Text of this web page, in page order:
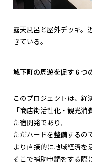
露天風呂と屋外デッキ。
きている。
城下町の周遊を促す６つ
このプロジェクトは、経
「商店街活性化・観光
た宿開発であり、
ただハードを整備するの
より直接的に地域経済を
そこで補助申請をする際